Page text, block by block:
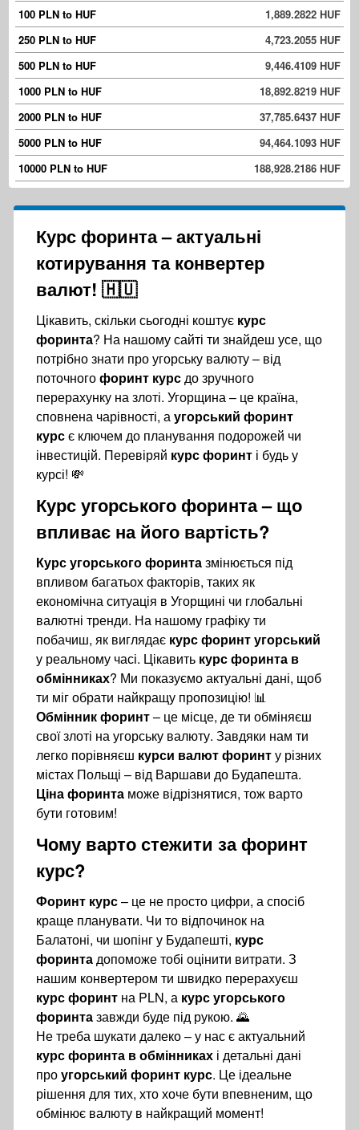
100 PLN to HUF
1,889.2822 HUF
250 PLN to HUF
4,723.2055 HUF
500 PLN to HUF
9,446.4109 HUF
1000 PLN to HUF
18,892.8219 HUF
2000 PLN to HUF
37,785.6437 HUF
5000 PLN to HUF
94,464.1093 HUF
10000 PLN to HUF
188,928.2186 HUF
Курс форинта– актуальні
котирування та конвертер
валют! 🇭🇺
Цікавить, скільки сьогодні коштує курс
форинта? На нашому сайті ти знайдеш усе, що
потрібно знати про угорську валюту – від
поточногофоринт курсдо зручного
перерахунку на злоті. Угорщина – це країна,
сповнена чарівності, аугорський форинт
курсє ключем до планування подорожей чи
інвестицій. Перевіряй курс форинт і будь у
курсі! 💸
Курс угорського форинта– що
впливає на його вартість?
Курс угорського форинтазмінюється під
впливом багатьох факторів, таких як
економічна ситуація в Угорщині чи глобальні
валютні тренди. На нашому графіку ти
побачиш, як виглядає курс форинт угорський
у реальному часі. Цікавить курс форинта в
обмінниках? Ми показуємо актуальні дані, щоб
ти міг обрати найкращу пропозицію! 📊
Обмінник форинт– це місце, де ти обміняєш
свої злоті на угорську валюту. Завдяки нам ти
легко порівняєш курси валют форинту різних
містах Польщі – від Варшави до Будапешта.
Ціна форинта може відрізнятися, тож варто
бути готовим!
Чому варто стежити зафоринт
курс?
Форинт курс– це не просто цифри, а спосіб
краще планувати. Чи то відпочинок на
Балатоні, чи шопінг у Будапешті, курс
форинтадопоможе тобі оцінити витрати. З
нашим конвертером ти швидко перерахуєш
курс форинт на PLN, а курс угорського
форинтазавжди буде під рукою. 🌄
Не треба шукати далеко – у нас є актуальний
курс форинта в обмінниках і детальні дані
проугорський форинт курс. Це ідеальне
рішення для тих, хто хоче бути впевненим, що
обмінює валюту в найкращий момент!